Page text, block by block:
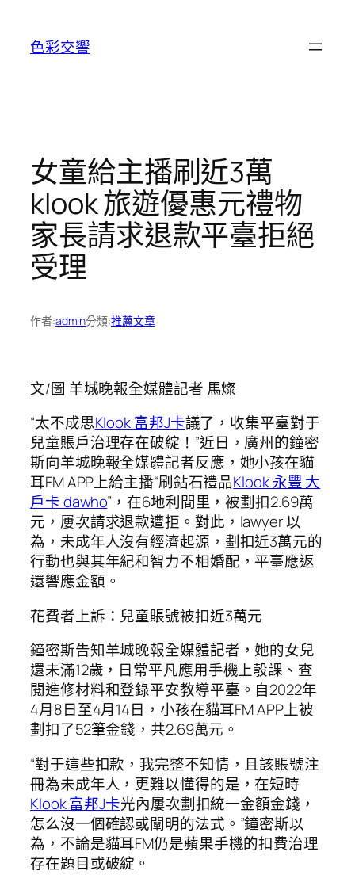
色彩交響
女童給主播刷近3萬
klook 旅遊優惠元禮物
家長請求退款平臺拒絕
受理
作者:admin分類:推薦文章
文/圖 羊城晚報全媒體記者 馬燦
“太不成思Klook 富邦J卡議了，收集平臺對于
兒童賬戶治理存在破綻！”近日，廣州的鐘密
斯向羊城晚報全媒體記者反應，她小孩在貓
耳FM APP上給主播“刷鉆石禮品Klook 永豐 大
戶卡 dawho”，在6地利間里，被劃扣2.69萬
元，屢次請求退款遭拒。對此，lawyer 以
為，未成年人沒有經濟起源，劃扣近3萬元的
行動也與其年紀和智力不相婚配，平臺應返
還響應金額。
花費者上訴：兒童賬號被扣近3萬元
鐘密斯告知羊城晚報全媒體記者，她的女兒
還未滿12歲，日常平凡應用手機上彀課、查
閱進修材料和登錄平安教導平臺。自2022年
4月8日至4月14日，小孩在貓耳FM APP上被
劃扣了52筆金錢，共2.69萬元。
“對于這些扣款，我完整不知情，且該賬號注
冊為未成年人，更難以懂得的是，在短時
Klook 富邦J卡光內屢次劃扣統一金額金錢，
怎么沒一個確認或闡明的法式。”鐘密斯以
為，不論是貓耳FM仍是蘋果手機的扣費治理
存在題目或破綻。